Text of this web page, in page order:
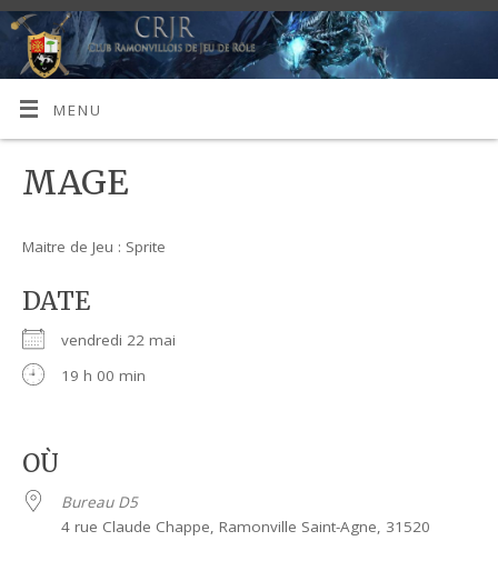
MENU
MAGE
Maitre de Jeu : Sprite
DATE
vendredi 22 mai
19 h 00 min
OÙ
Bureau D5
4 rue Claude Chappe, Ramonville Saint-Agne, 31520